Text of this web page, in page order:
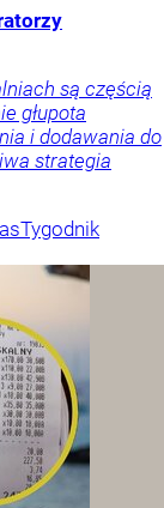
są częścią
głupota
i dodawania do
strategia
Tygodnik